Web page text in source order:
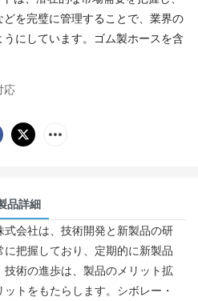
を完璧に管理することで、業界の
にしています。ゴム製ホースを含
応
品詳細
会社は、技術開発と新製品の研
把握しており、定期的に新製品
術の進歩は、製品のメリット拡
トをもたらします。シボレー・